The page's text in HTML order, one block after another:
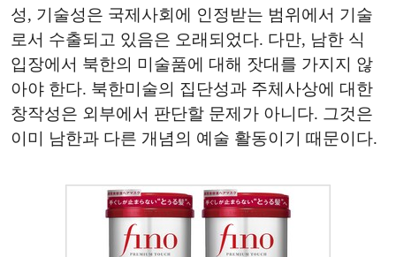
성, 기술성은 국제사회에 인정받는 범위에서 기술
로서 수출되고 있음은 오래되었다. 다만, 남한 식
입장에서 북한의 미술품에 대해 잣대를 가지지 않
아야 한다. 북한미술의 집단성과 주체사상에 대한
창작성은 외부에서 판단할 문제가 아니다. 그것은
이미 남한과 다른 개념의 예술 활동이기 때문이다.